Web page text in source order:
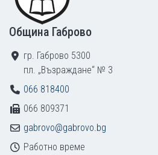
Община Габрово
гр. Габрово 5300
пл. „Възраждане“ № 3
066 818400
066 809371
gabrovo@gabrovo.bg
Работно време